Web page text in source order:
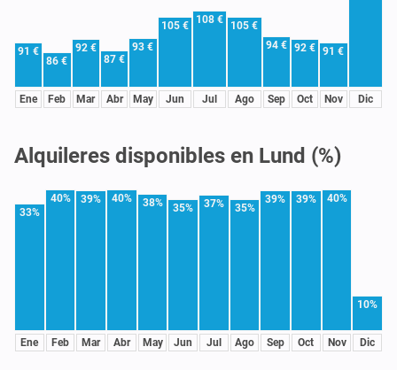
91 €
Ene
86 €
Feb
92 €
Mar
87 €
Abr
93 €
May
105 €
Jun
108 €
Jul
105 €
Ago
94 €
Sep
92 €
Oct
91 €
Nov Dic
Alquileres disponibles en Lund (%)
33%
Ene
40%
Feb
39%
Mar
40%
Abr
38%
May
35%
Jun
37%
Jul
35%
Ago
39%
Sep
39%
Oct
40%
Nov
10%
Dic